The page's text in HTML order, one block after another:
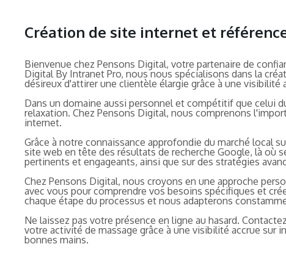
Création de site internet et
Bienvenue chez Pensons Digital, votre partenaire de
Digital By Intranet Pro, nous nous spécialisons dans la
désireux d'attirer une clientèle élargie grâce à une visibilité
Dans un domaine aussi personnel et compétitif que celui
relaxation. Chez Pensons Digital, nous comprenons
internet.
Grâce à notre connaissance approfondie du marché local
site web en tête des résultats de recherche Google, là
pertinents et engageants, ainsi que sur des stratégies
Chez Pensons Digital, nous croyons en une approche
avec vous pour comprendre vos besoins spécifiques et
chaque étape du processus et nous adapterons
Ne laissez pas votre présence en ligne au hasard.
votre activité de massage grâce à une visibilité accrue
bonnes mains.